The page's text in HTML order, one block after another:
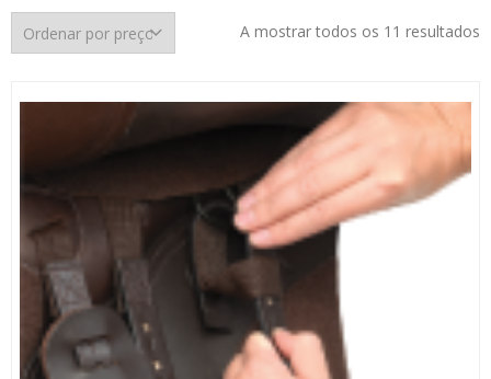
A mostrar todos os 11 resultados